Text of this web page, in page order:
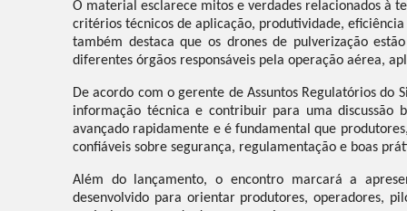
O material esclarece mitos e verdades relacionados à
critérios técnicos de aplicação, produtividade,
também destaca que os drones de pulverização
diferentes órgãos responsáveis pela operação aérea,
De acordo com o gerente de Assuntos Regulatórios do
informação técnica e contribuir para uma discussão
avançado rapidamente e é fundamental que
confiáveis sobre segurança, regulamentação e boas
Além do lançamento, o encontro marcará a
desenvolvido para orientar produtores, operadores,